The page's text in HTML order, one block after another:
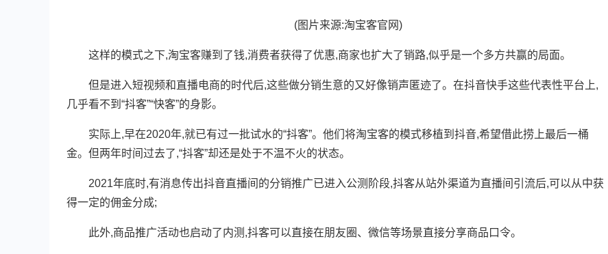
(图片来源:淘宝客官网)
这样的模式之下,淘宝客赚到了钱,消费者获得了优惠,商家也扩大了销路,似乎是一个多方共赢的局面。
但是进入短视频和直播电商的时代后,这些做分销生意的又好像销声匿迹了。在抖音快手这些代表性平台上,
几乎看不到“抖客”“快客”的身影。
实际上,早在2020年,就已有过一批试水的“抖客”。他们将淘宝客的模式移植到抖音,希望借此捞上最后一桶
金。但两年时间过去了,“抖客”却还是处于不温不火的状态。
2021年底时,有消息传出抖音直播间的分销推广已进入公测阶段,抖客从站外渠道为直播间引流后,可以从中获
得一定的佣金分成;
此外,商品推广活动也启动了内测,抖客可以直接在朋友圈、微信等场景直接分享商品口令。